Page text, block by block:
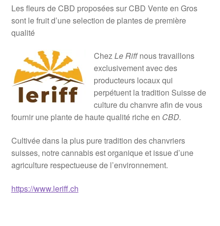
Les fleurs de CBD proposées sur CBD Vente en Gros
sont le fruit d’une selection de plantes de première
qualité
ChezLe Riffnous travaillons
exclusivement avec des
producteurs locaux qui
perpétuent la tradition Suisse de
culture du chanvre afin de vous
fournir une plante de haute qualité riche en CBD.
Cultivée dans la plus pure tradition des chanvriers
suisses, notre cannabis est organique et issue d’une
agriculture respectueuse de l’environnement.
https://www.leriff.ch